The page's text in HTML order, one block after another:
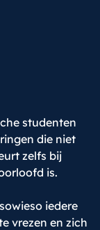
studenten
die niet
zelfs bij
is.
iedere
vrezen en zich